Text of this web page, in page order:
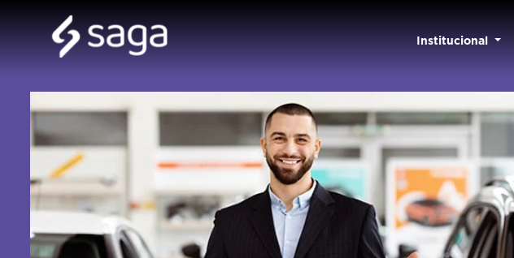
Institucional